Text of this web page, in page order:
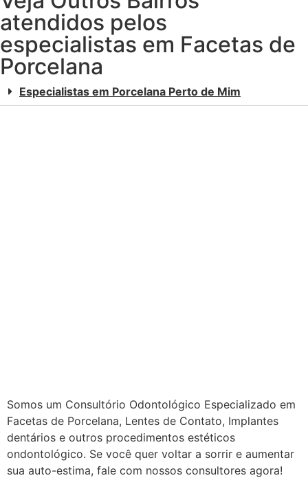
atendidos pelos
especialistas em Facetas de
Porcelana
Especialistas em Porcelana Perto de Mim
Somos um Consultório Odontológico Especializado em
Facetas de Porcelana, Lentes de Contato, Implantes
dentários e outros procedimentos estéticos
ondontológico. Se você quer voltar a sorrir e aumentar
sua auto-estima, fale com nossos consultores agora!